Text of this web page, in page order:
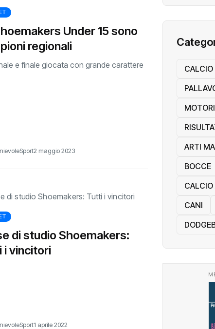
Under 15 sono
regionali
e finale giocata con grande carattere
2 maggio 2023
di studio Shoemakers:
i vincitori
1 aprile 2022
CALCIO
MOTORI
ARTI
BOCCE
CALCIO
CANI